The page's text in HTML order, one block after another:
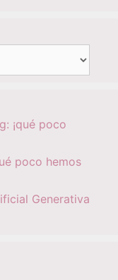
¡qué poco
poco hemos
Generativa